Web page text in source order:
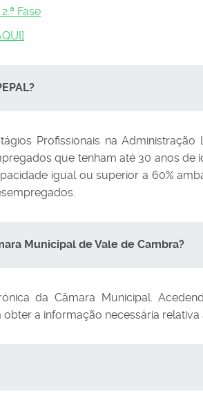
Fase
Profissionais na
que tenham até 30 anos de
igual ou superior a 60%
Municipal de Vale de Cambra?
da Câmara Municipal.
a informação necessária relativa